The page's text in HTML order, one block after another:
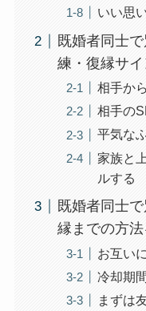
いい思
既婚者同士
練・復縁サ
相手か
相手の
平気な
家族と
ルする
既婚者同士
縁までの方
お互い
冷却期
まずは